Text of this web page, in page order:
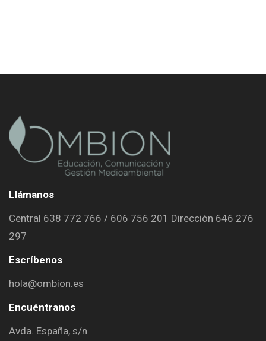
Llámanos
Central 638 772 766 / 606 756 201 Dirección 646 276
297
Escríbenos
hola@ombion.es
Encuéntranos
Avda. España, s/n